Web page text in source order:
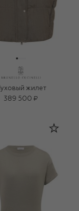
жилет
389 500 ₽